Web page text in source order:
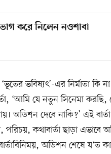
করে নিলেন নওশাবা
ভবিষ্যৎ’-এর নির্মাতা কি
‘আমি যে নতুন সিনেমা
অডিশন দেবে নাকি?’ এই
কথাবার্তা ছাড়া এভাবে
অডিশন শেষে য‘ত